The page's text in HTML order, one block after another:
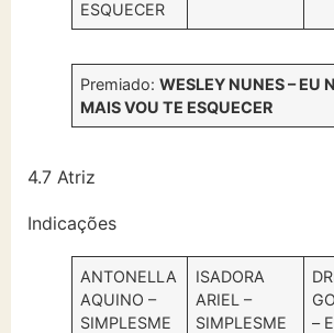
ESQUECER
Premiado:WESLEY NUNES – EU
MAIS VOU TE ESQUECER
4.7 Atriz
Indicações
ANTONELLA
AQUINO –
SIMPLESME
ISADORA
ARIEL –
SIMPLESME
–